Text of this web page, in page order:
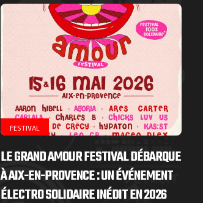
FESTIVAL
LE GRAND AMOUR FESTIVAL DÉBARQUE
À AIX-EN-PROVENCE : UN ÉVÉNEMENT
ÉLECTRO SOLIDAIRE INÉDIT EN 2026